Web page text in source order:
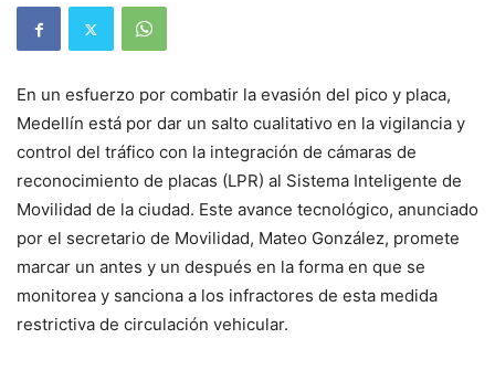
En un esfuerzo por combatir la evasión del pico y placa,
Medellín está por dar un salto cualitativo en la vigilancia y
control del tráfico con la integración de cámaras de
reconocimiento de placas (LPR) al Sistema Inteligente de
Movilidad de la ciudad. Este avance tecnológico, anunciado
por el secretario de Movilidad, Mateo González, promete
marcar un antes y un después en la forma en que se
monitorea y sanciona a los infractores de esta medida
restrictiva de circulación vehicular.